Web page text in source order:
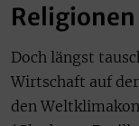
Doch längst
Wirtschaft auf der
den